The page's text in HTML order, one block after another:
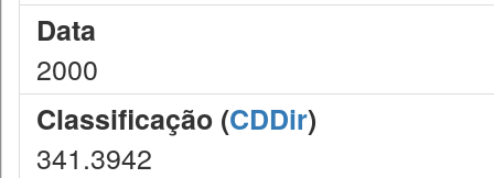
Data
2000
Classificação (CDDir)
341.3942